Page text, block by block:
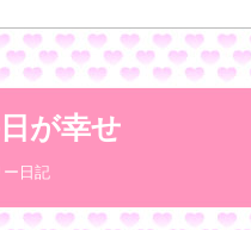
が幸せ
ー日記